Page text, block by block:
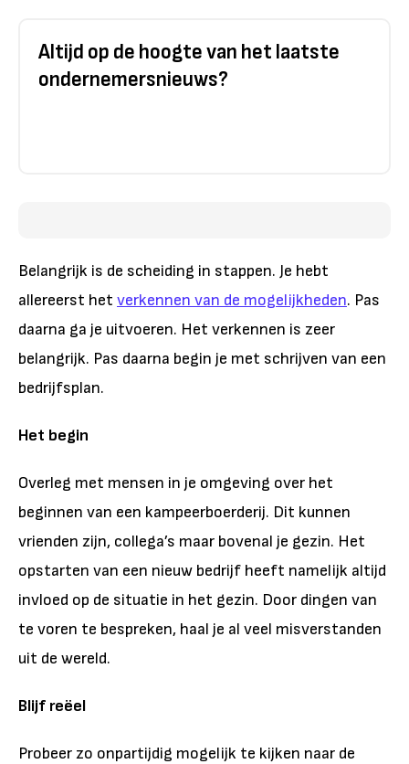
Altijd op de hoogte van het laatste
ondernemersnieuws?
Belangrijk is de scheiding in stappen. Je hebt
allereerst het verkennen van de mogelijkheden. Pas
daarna ga je uitvoeren. Het verkennen is zeer
belangrijk. Pas daarna begin je met schrijven van een
bedrijfsplan.
Het begin
Overleg met mensen in je omgeving over het
beginnen van een kampeerboerderij. Dit kunnen
vrienden zijn, collega’s maar bovenal je gezin. Het
opstarten van een nieuw bedrijf heeft namelijk altijd
invloed op de situatie in het gezin. Door dingen van
te voren te bespreken, haal je al veel misverstanden
uit de wereld.
Blijf reëel
Probeer zo onpartijdig mogelijk te kijken naar de